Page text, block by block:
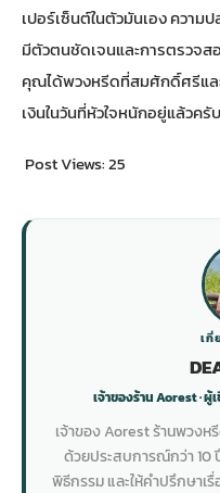
เปอร์เซ็นต์ในตัวมันเอง ควา
มีตัวตนชัดเจนและการตรวจ
คุณได้พวงหรีดที่สมศักดิ์ศรีแล
เงินในวันที่หัวใจหนักอยู่แล้วครับ
Post Views:25
เกี่
เจ้าของร้าน Aorest ·
เจ้าของ Aorest ร้านพวง
ด้วยประสบการณ์กว่า 10
พิธีกรรม และให้คำปรึกษา